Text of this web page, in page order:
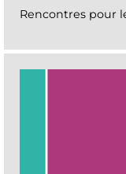
Rencontres pour